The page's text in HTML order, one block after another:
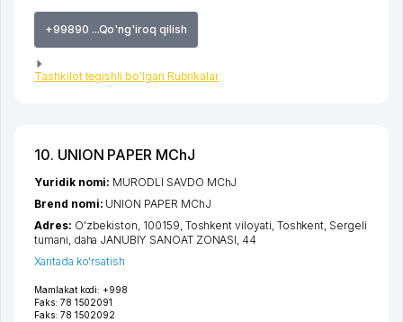
+99890 ...Qo'ng'iroq qilish
Tashkilot tegishli bo'lgan Rubrikalar
10. UNION PAPER MChJ
Mamlakat kodi: +998
Faks: 78 1502091
Faks: 78 1502092
Yuridik nomi: MURODLI SAVDO MChJ
Brend nomi: UNION PAPER MChJ
Adres: O'zbekiston, 100159, Toshkent viloyati, Toshkent, Sergeli
tumani, daha JANUBIY SANOAT ZONASI, 44
Xaritada ko'rsatish